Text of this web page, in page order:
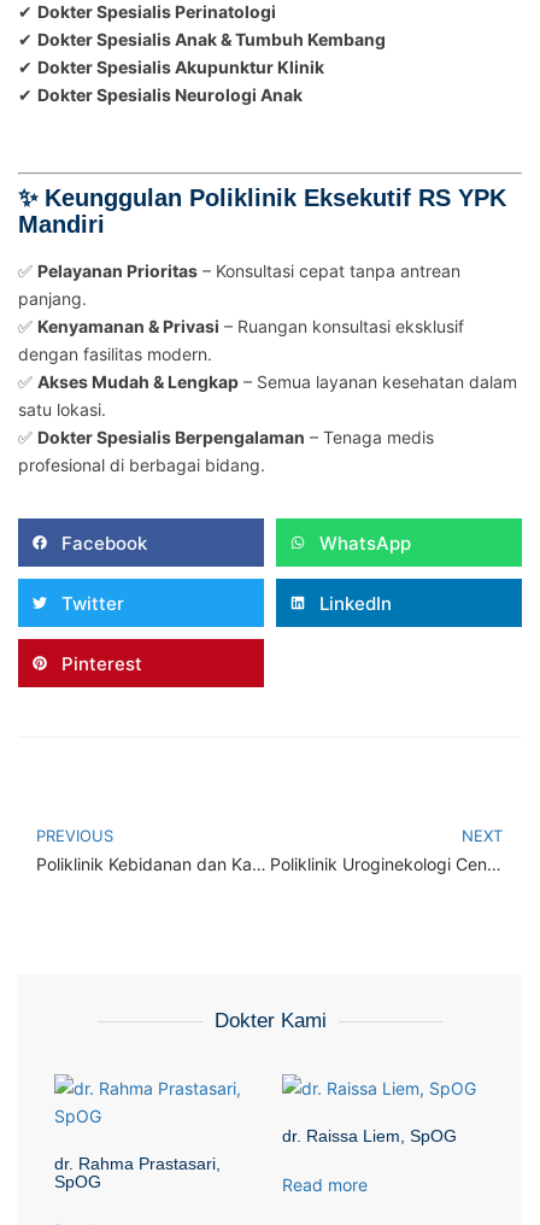
✔ Dokter Spesialis Perinatologi
✔ Dokter Spesialis Anak & Tumbuh Kembang
✔ Dokter Spesialis Akupunktur Klinik
✔ Dokter Spesialis Neurologi Anak
✨ Keunggulan Poliklinik Eksekutif RS YPK
Mandiri
✅ Pelayanan Prioritas – Konsultasi cepat tanpa antrean
panjang.
✅ Kenyamanan & Privasi – Ruangan konsultasi eksklusif
dengan fasilitas modern.
✅ Akses Mudah & Lengkap – Semua layanan kesehatan dalam
satu lokasi.
✅ Dokter Spesialis Berpengalaman – Tenaga medis
profesional di berbagai bidang.
Facebook WhatsApp
Twitter LinkedIn
Pinterest
PREVIOUS
Poliklinik Kebidanan dan Kandungan Subspesialis
NEXT
Poliklinik Uroginekologi Center
Dokter Kami
dr. Rahma Prastasari,
SpOG
dr. Raissa Liem, SpOG
Read more